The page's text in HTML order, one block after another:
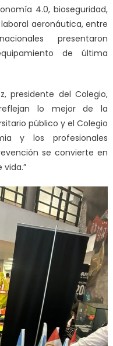
4.0, bioseguridad,
aeronáutica, entre
presentaron
de última
presidente del Colegio,
lo mejor de la
público y el Colegio
y los profesionales
se convierte en